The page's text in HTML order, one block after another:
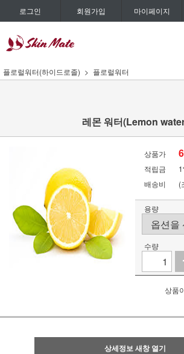
로그인 회원가입 마이페이지
플로럴워터(하이드로졸) 플로럴워터
레몬 워터(Lemon
상품가
적립금
배송비
(
용량
수량
상품
상세정보 새창 열기